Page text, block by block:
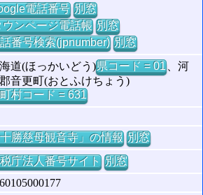
電話番号 別窓
ウンページ電話帳 別窓
番号検索(jpnumber) 別窓
道(ほっかいどう)県コード = 01、河
音更町(おとふけちょう)
村コード = 631
勝慈母観音寺」の情報 別窓
庁法人番号サイト 別窓